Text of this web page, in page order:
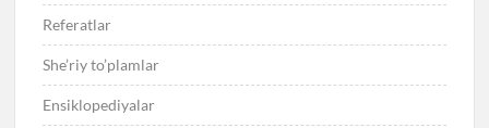
Referatlar
She’riy to’plamlar
Ensiklopediyalar